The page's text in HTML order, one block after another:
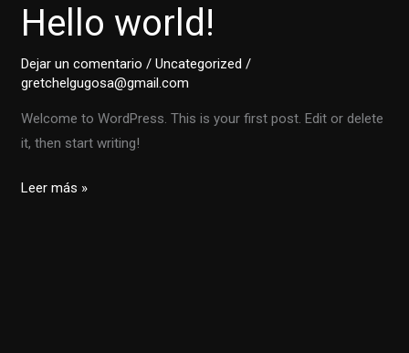
Hello world!
Dejar un comentario /Uncategorized /
gretchelgugosa@gmail.com
Welcome to WordPress. This is your first post. Edit or delete
it, then start writing!
Hello
Leer más »